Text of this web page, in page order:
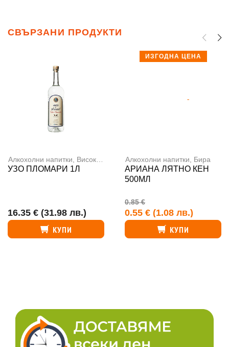
СВЪРЗАНИ ПРОДУКТИ
Алкохолни напитки Високоалкохолни напитки
УЗО ПЛОМАРИ 1Л
16.35 € (31.98 лв.)
КУПИ
ИЗГОДНА ЦЕНА
Алкохолни напитки Бира
АРИАНА ЛЯТНО КЕН
500МЛ
0.85 €
0.55 € (1.08 лв.)
КУПИ